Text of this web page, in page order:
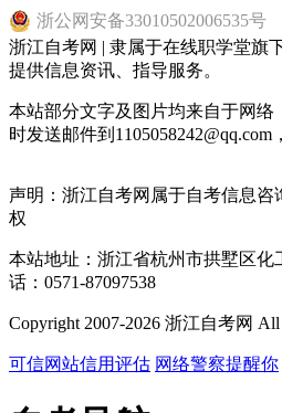
浙公网安备33010502006535号
浙江自考网 | 隶属于在线职学堂旗
提供信息资讯、指导服务。
本站部分文字及图片均来自于网络
时发送邮件到
声明：浙江自考网属于自考信息咨
权
本站地址：浙江省杭州市拱墅区
话：0571-87097538
Copyright 2007-2026 浙江自考网 All
可信网站信用评估 网络警察提醒你